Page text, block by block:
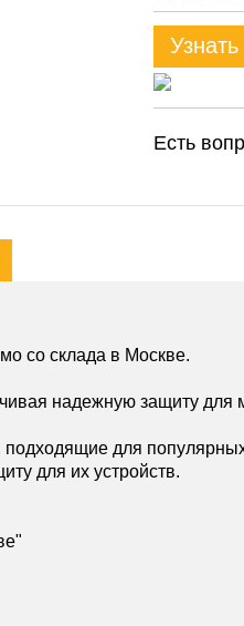
Есть
со склада в Москве.
надежную защиту для
для
для их устройств.